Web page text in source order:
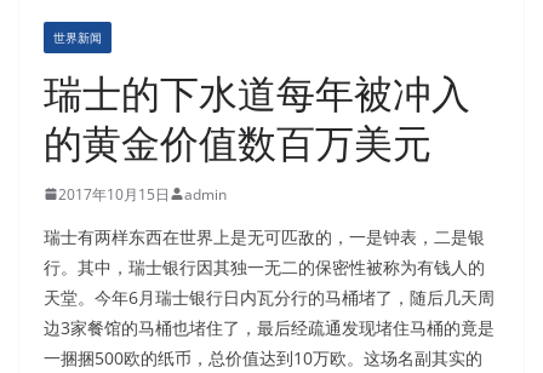
世界新闻
瑞士的下水道每年被冲入
的黄金价值数百万美元
2017年10月15日 admin
瑞士有两样东西在世界上是无可匹敌的，一是钟表，二是银
行。其中，瑞士银行因其独一无二的保密性被称为有钱人的
天堂。今年6月瑞士银行日内瓦分行的马桶堵了，随后几天周
边3家餐馆的马桶也堵住了，最后经疏通发现堵住马桶的竟是
一捆捆500欧的纸币，总价值达到10万欧。这场名副其实的